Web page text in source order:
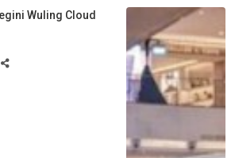
Wuling Cloud